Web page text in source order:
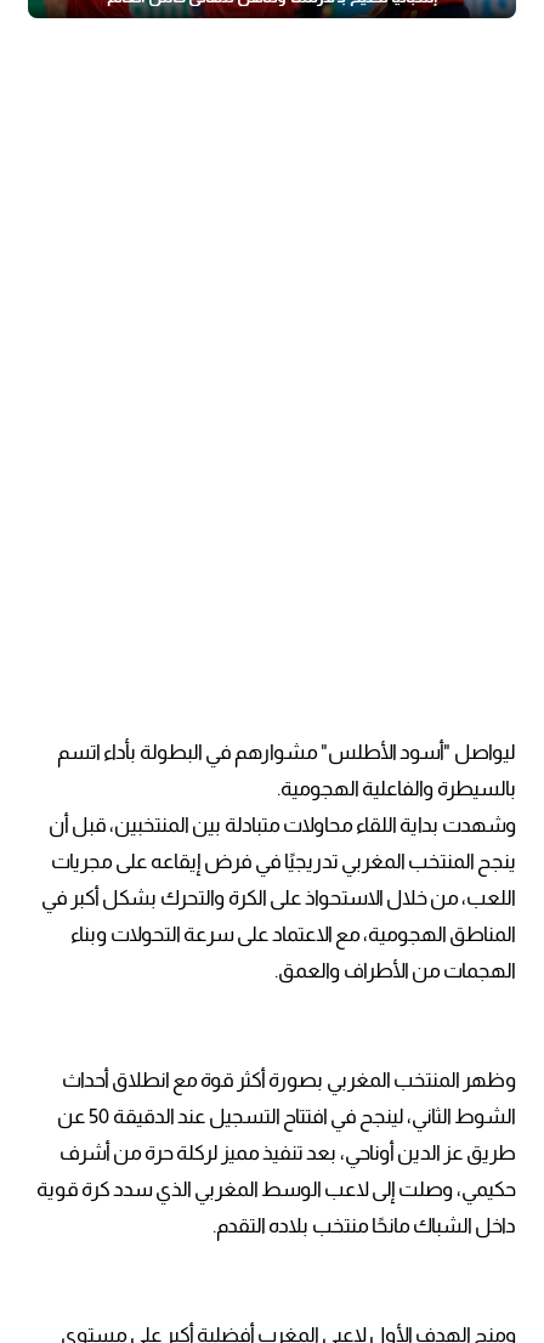
ليواصل "أسود الأطلس" مشوارهم في البطولة بأداء اتسم
بالسيطرة والفاعلية الهجومية.
وشهدت بداية اللقاء محاولات متبادلة بين المنتخبين، قبل أن
ينجح المنتخب المغربي تدريجيًا في فرض إيقاعه على مجريات
اللعب، من خلال الاستحواذ على الكرة والتحرك بشكل أكبر في
المناطق الهجومية، مع الاعتماد على سرعة التحولات وبناء
الهجمات من الأطراف والعمق.
وظهر المنتخب المغربي بصورة أكثر قوة مع انطلاق أحداث
الشوط الثاني، لينجح في افتتاح التسجيل عند الدقيقة 50 عن
طريق عز الدين أوناحي، بعد تنفيذ مميز لركلة حرة من أشرف
حكيمي، وصلت إلى لاعب الوسط المغربي الذي سدد كرة قوية
داخل الشباك مانحًا منتخب بلاده التقدم.
ومنح الهدف الأول لاعبي المغرب أفضلية أكبر على مستوى